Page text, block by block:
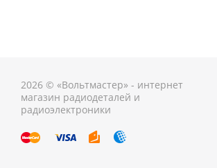
2026 © «Вольтмастер» - интернет
магазин радиодеталей и
радиоэлектроники